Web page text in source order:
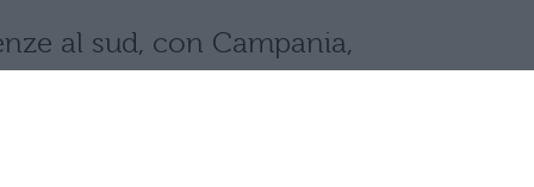
al sud, con Campania,